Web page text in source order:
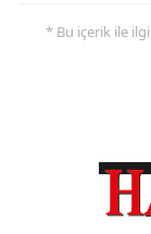
* Bu içerik ile